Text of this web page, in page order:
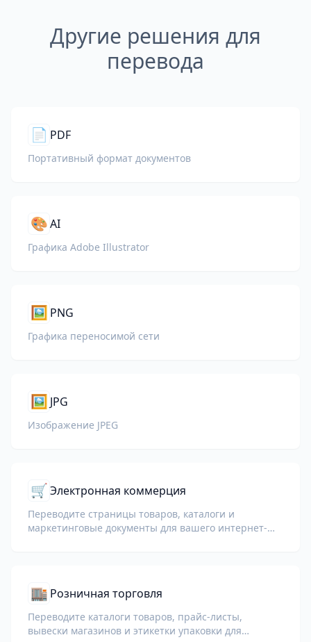
Другие решения для
перевода
📄 PDF
Портативный формат документов
🎨AI
Графика Adobe Illustrator
🖼️ PNG
Графика переносимой сети
🖼️ JPG
Изображение JPEG
🛒Электронная коммерция
Переводите страницы товаров, каталоги и
маркетинговые документы для вашего интернет-
🏬 Розничная торговля
Переводите каталоги товаров, прайс-листы,
вывески магазинов и этикетки упаковки для